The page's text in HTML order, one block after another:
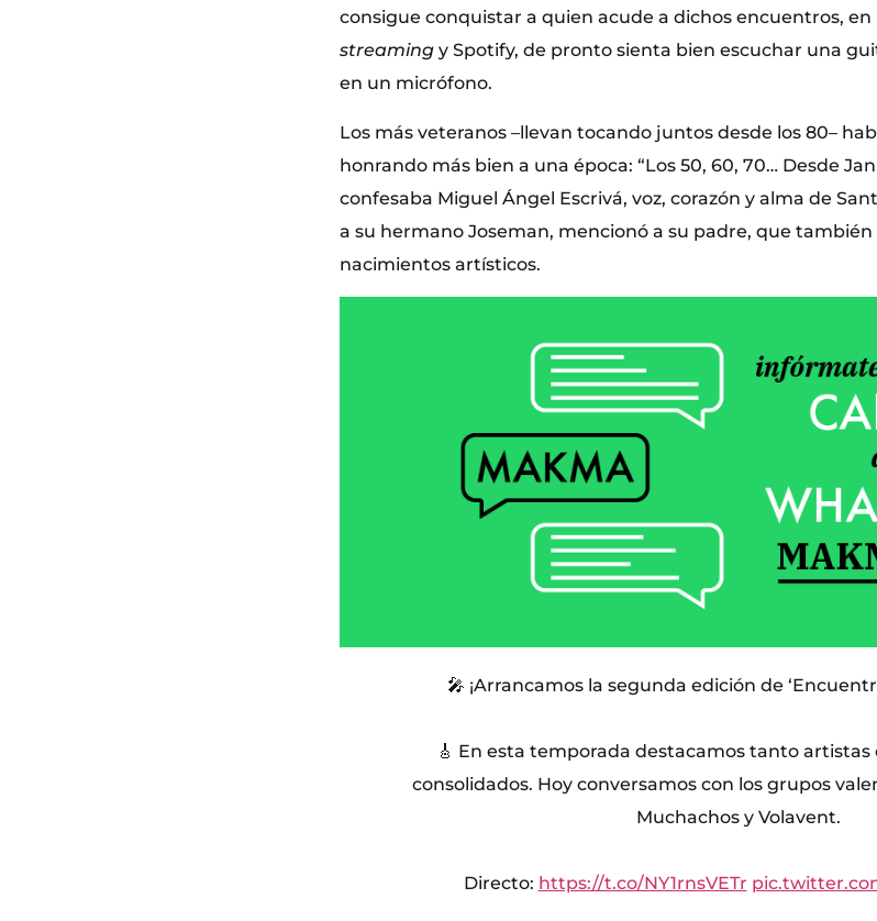
consigue conquistar a quien acude a dichos encuentros,
streaming y Spotify, de pronto sienta bien escuchar una
en un micrófono.
Los más veteranos –llevan tocando juntos desde los 80–
honrando más bien a una época: “Los 50, 60, 70… Desde
confesaba Miguel Ángel Escrivá, voz, corazón y alma de
a su hermano Joseman, mencionó a su padre, que
nacimientos artísticos.
🎤 ¡Arrancamos la segunda edición de
🎸 En esta temporada destacamos tanto
consolidados. Hoy conversamos con los grupos
Muchachos y Volavent.
Directo: https://t.co/NY1rnsVETr